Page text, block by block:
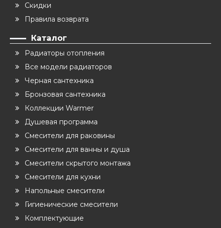
Скидки
Правила возврата
Каталог
Радиаторы отопления
Все модели радиаторов
Черная сантехника
Бронзовая сантехника
Коллекции Warmer
Душевая программа
Смесители для раковины
Смесители для ванны и душа
Смесители скрытого монтажа
Смесители для кухни
Напольные смесители
Гигиенические смесители
Комплектующие